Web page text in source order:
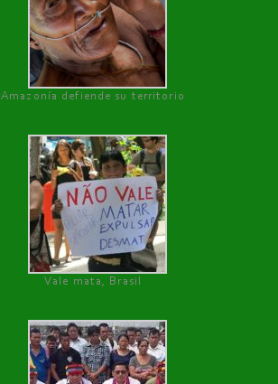
Amazonía defiende su territorio
Vale mata, Brasil